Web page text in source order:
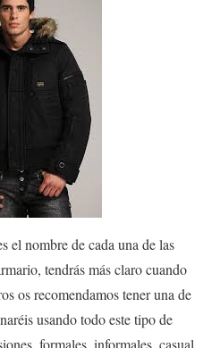
el nombre de cada una de las
tendrás más claro cuando
os recomendamos tener una de
usando todo este tipo de
formales, informales, casual,